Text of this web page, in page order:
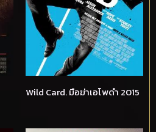
Wild Card. มือฆ่าเอโพดำ 2015